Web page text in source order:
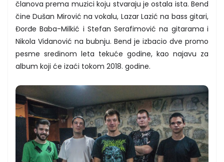
članova prema muzici koju stvaraju je ostala ista. Bend
čine Dušan Mirović na vokalu, Lazar Lazić na bass gitari,
Đorđe Baba-Milkić i Stefan Serafimović na gitarama i
Nikola Vidanović na bubnju. Bend je izbacio dve promo
pesme sredinom leta tekuće godine, kao najavu za
album koji će izaći tokom 2018. godine.